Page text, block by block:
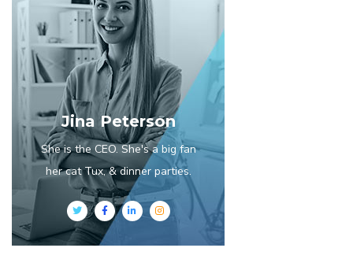
Jina Peterson
She is the CEO. She's a big fan
her cat Tux, & dinner parties.